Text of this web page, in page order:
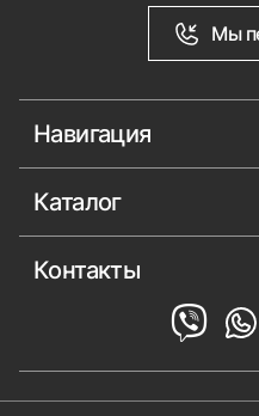
Мы
Навигация
Каталог
Контакты